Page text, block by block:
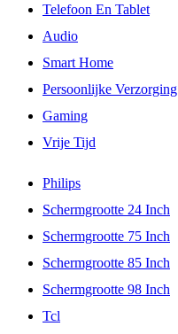
Telefoon En Tablet
Audio
Smart Home
Persoonlijke Verzorging
Gaming
Vrije Tijd
Philips
Schermgrootte 24 Inch
Schermgrootte 75 Inch
Schermgrootte 85 Inch
Schermgrootte 98 Inch
Tcl